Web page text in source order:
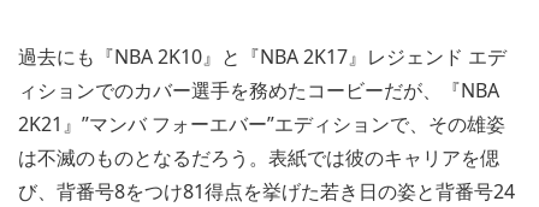
過去にも『NBA 2K10』と『NBA 2K17』レジェンド エデ
ィションでのカバー選手を務めたコービーだが、『NBA
2K21』”マンバ フォーエバー”エディションで、その雄姿
は不滅のものとなるだろう。表紙では彼のキャリアを偲
び、背番号8をつけ81得点を挙げた若き日の姿と背番号24